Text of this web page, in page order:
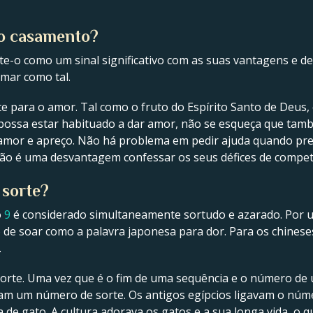
casamento?
o como um sinal significativo com as suas vantagens e
como tal.
para o amor. Tal como o fruto do Espírito Santo de
estar habituado a dar amor, não se esqueça que
e apreço. Não há problema em pedir ajuda quando
é uma desvantagem confessar os seus défices de
9 é considerado simultaneamente sortudo e azarado. Por
soar como a palavra japonesa para dor. Para os
Uma vez que é o fim de uma sequência e o número
um número de sorte. Os antigos egípcios ligavam o